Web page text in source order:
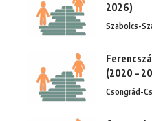
2026)
Szabolcs-
(2020 –
Csongrád-